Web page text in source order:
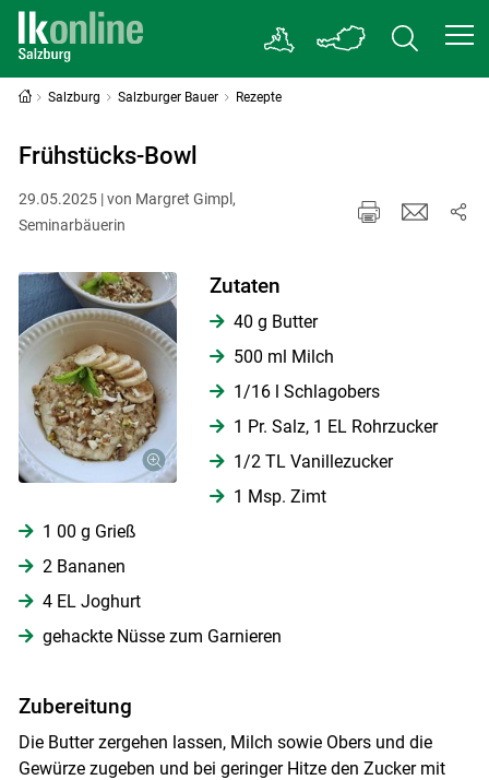
Salzburg Salzburger Bauer Rezepte
Frühstücks-Bowl
29.05.2025 | von Margret Gimpl,
Seminarbäuerin
Zutaten
40 g Butter
500 ml Milch
1/16 l Schlagobers
1 Pr. Salz, 1 EL Rohrzucker
1/2 TL Vanillezucker
1 Msp. Zimt
1 00 g Grieß
2 Bananen
4 EL Joghurt
gehackte Nüsse zum Garnieren
Zubereitung
Die Butter zergehen lassen, Milch sowie Obers und die
Gewürze zugeben und bei geringer Hitze den Zucker mit